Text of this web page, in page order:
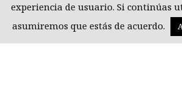
experiencia de usuario. Si continúas
asumiremos que estás de acuerdo.